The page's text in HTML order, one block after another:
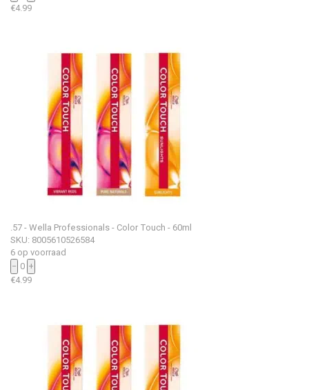
€4.99
.57 - Wella Professionals - Color Touch - 60ml
SKU: 8005610526584
6 op voorraad
− 0 +
€4.99